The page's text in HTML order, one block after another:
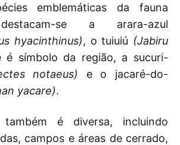
emblemáticas da fauna
se a arara-azul
hyacinthinus), o tuiuiú (Jabiru
é símbolo da região, a sucuri-
notaeus)
e o jacaré-do-
yacare).
é diversa, incluindo
campos e áreas de cerrado,